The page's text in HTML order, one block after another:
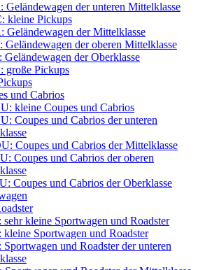
Geländewagen der unteren Mittelklasse
kleine Pickups
Geländewagen der Mittelklasse
Geländewagen der oberen Mittelklasse
Geländewagen der Oberklasse
große Pickups
und Cabrios
kleine Coupes und Cabrios
Coupes und Cabrios der unteren
Coupes und Cabrios der Mittelklasse
Coupes und Cabrios der oberen
Coupes und Cabrios der Oberklasse
sehr kleine Sportwagen und Roadster
kleine Sportwagen und Roadster
Sportwagen und Roadster der unteren